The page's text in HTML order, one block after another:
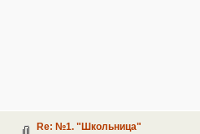
Re: №1. "Школьница"